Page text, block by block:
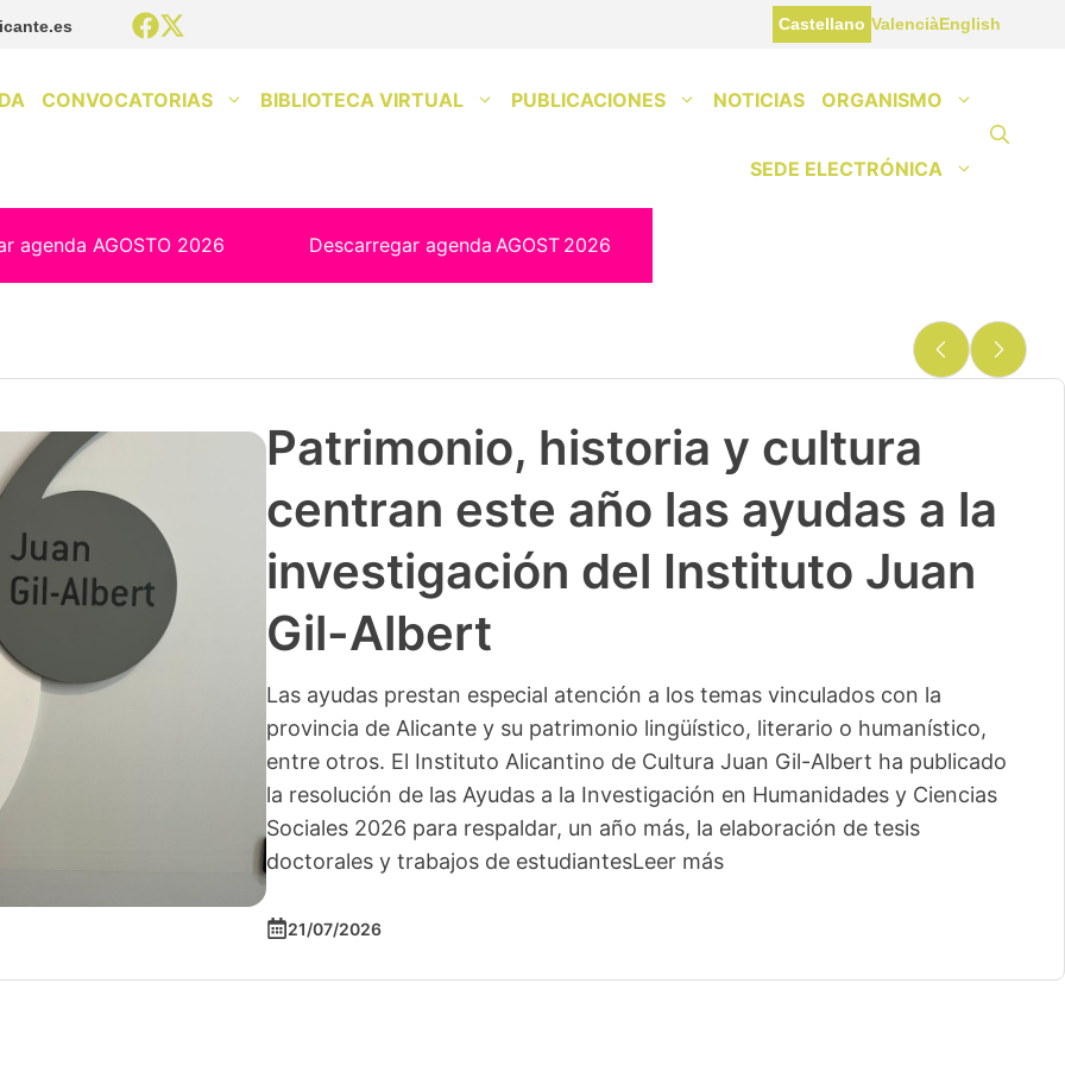
Castellano ValenciàEnglish
CONVOCATORIAS BIBLIOTECA VIRTUAL PUBLICACIONES NOTICIAS ORGANISMO
SEDE ELECTRÓNICA
agenda AGOSTO 2026 Descarregar agenda AGOST 2026
Patrimonio, historia y cultura
centran este año las ayudas a la
investigación del Instituto Juan
Gil-Albert
Las ayudas prestan especial atención a los temas vinculados con la
provincia de Alicante y su patrimonio lingüístico, literario o humanístico,
entre otros. El Instituto Alicantino de Cultura Juan Gil-Albert ha publicado
la resolución de las Ayudas a la Investigación en Humanidades y Ciencias
Sociales 2026 para respaldar, un año más, la elaboración de tesis
doctorales y trabajos de estudiantesLeer más
21/07/2026